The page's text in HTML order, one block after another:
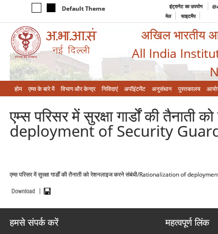
Default Theme इंट्रानेट का उपयोग
मेल
साइटमैप
अखिल भारतीय
All India
होम एम्‍स के बारे में विभाग और केन्‍द्र निविदाएं अपॉइंटमेंट अनुसंधान पुस्तकालय
एम्स परिसर में सुरक्षा गार्डों की
deployment of Security
एम्स परिसर में सुरक्षा गार्डों की तैनाती को रेशनलाइज करने संबंधी/Rationalization of
हमसे संपर्क करें महत्वपूर्ण लिंक